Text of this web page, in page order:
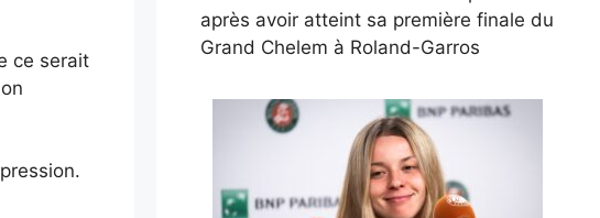
ce serait
après avoir atteint sa première finale du
Grand Chelem à Roland-Garros